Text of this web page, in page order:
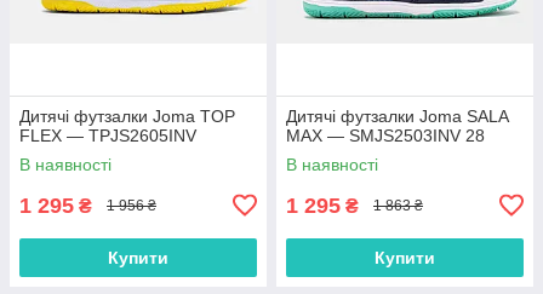
Дитячі футзалки Joma TOP
FLEX — TPJS2605INV
В наявності
1 295 ₴ 1 956 ₴
Купити
Дитячі футзалки Joma SALA
MAX — SMJS2503INV 28
В наявності
1 295 ₴ 1 863 ₴
Купити